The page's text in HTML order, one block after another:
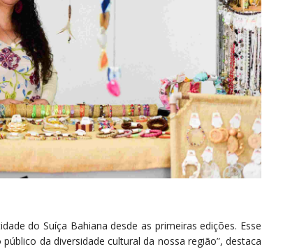
do Suíça Bahiana desde as primeiras edições. Esse
da diversidade cultural da nossa região”, destaca